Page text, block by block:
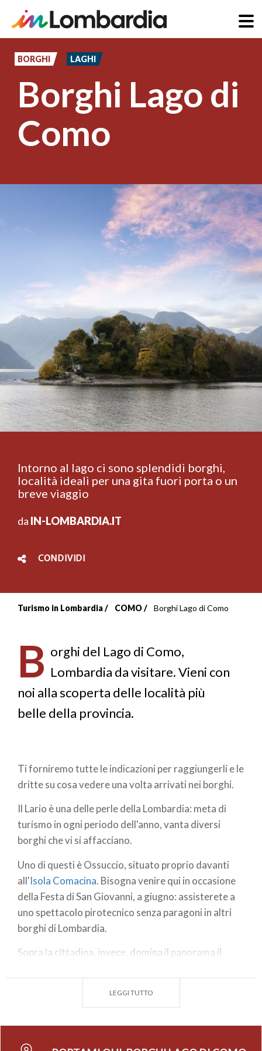
principale
BORGHI LAGHI
Borghi Lago di
Como
Intorno al lago ci sono splendidi borghi,
località ideali per una gita fuori porta o un
breve viaggio
da IN-LOMBARDIA.IT
CONDIVIDI
di
pane
Turismo in Lombardia COMO Borghi Lago di Como
B orghi del Lago di Como,
Lombardia da visitare. Vieni con
noi alla scoperta delle località più
belle della provincia.
Ti forniremo tutte le indicazioni per raggiungerli e le
dritte su cosa vedere una volta arrivati nei borghi.
Il Lario è una delle perle della Lombardia: meta di
turismo in ogni periodo dell'anno, vanta diversi
borghi che vi si affacciano.
Uno di questi è Ossuccio, situato proprio davanti
all'Isola Comacina. Bisogna venire qui in occasione
della Festa di San Giovanni, a giugno: assisterete a
uno spettacolo pirotecnico senza paragoni in altri
borghi di Lombardia.
Sopra la cittadina, invece, domina il panorama il
Sul Lago di Como il turismo "lento" di chi cerca pace
e tranquillità porta a scoprire borghi
LEGGI TUTTO